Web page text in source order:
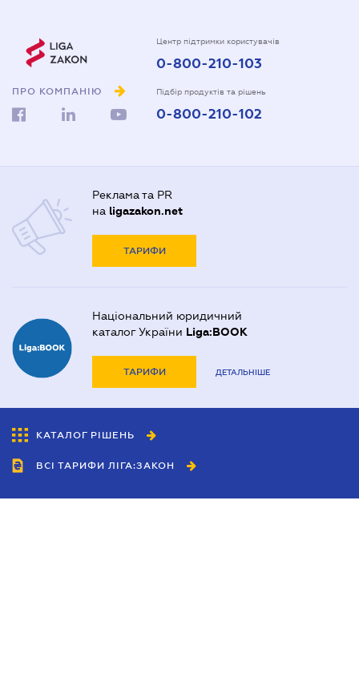
ПРО КОМПАНІЮ
Центр підтримки користувачів
0-800-210-103
Підбір продуктів та рішень
0-800-210-102
Реклама та PR
на ligazakon.net
ТАРИФИ
Національний юридичний
каталог України Liga:BOOK
ТАРИФИ ДЕТАЛЬНІШЕ
КАТАЛОГ РІШЕНЬ
ВСІ ТАРИФИ ЛІГА:ЗАКОН